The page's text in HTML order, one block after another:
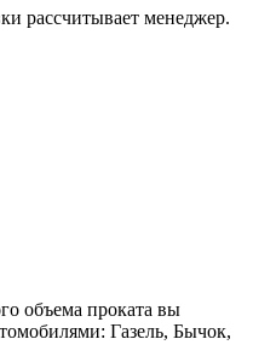
рассчитывает менеджер.
объема проката вы
Газель, Бычок,